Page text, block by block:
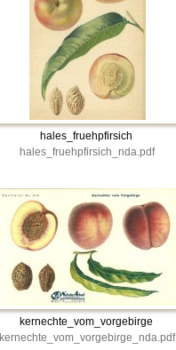
hales_fruehpfirsich
hales_fruehpfirsich_nda.pdf
kernechte_vom_vorgebirge
kernechte_vom_vorgebirge_nda.pdf